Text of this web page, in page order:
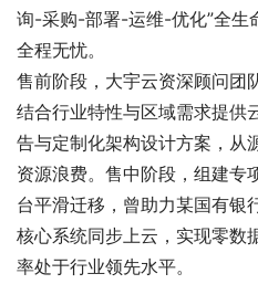
询-采购-部署-运维-优化”全生
全程无忧。
售前阶段，大宇云资深顾问团
结合行业特性与区域需求提供
告与定制化架构设计方案，从
资源浪费。售中阶段，组建专
台平滑迁移，曾助力某国有银
核心系统同步上云，实现零数
率处于行业领先水平。